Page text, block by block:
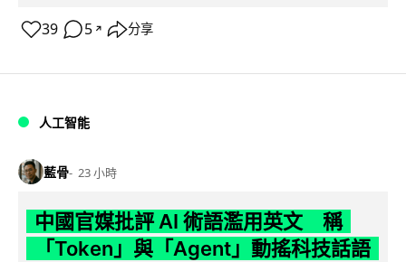
39 5 ↗ 分享
人工智能
藍骨 23 小時
中國官媒批評 AI 術語濫用英文 稱
「Token」與「Agent」動搖科技話語